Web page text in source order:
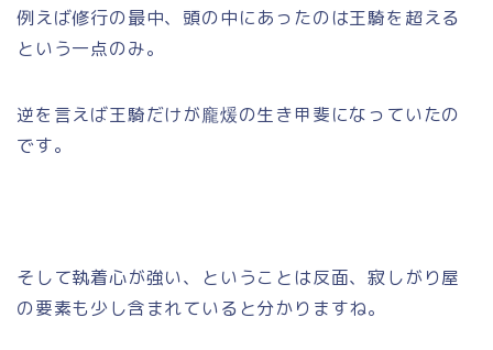
例えば修行の最中、頭の中にあったのは王騎を超える
という一点のみ。
逆を言えば王騎だけが龐煖の生き甲斐になっていたの
です。
そして執着心が強い、ということは反面、寂しがり屋
の要素も少し含まれていると分かりますね。